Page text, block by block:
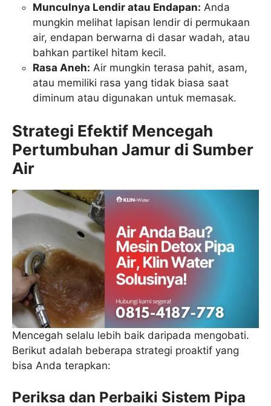
Munculnya Lendir atau Endapan: Anda
mungkin melihat lapisan lendir di permukaan
air, endapan berwarna di dasar wadah, atau
bahkan partikel hitam kecil.
Rasa Aneh: Air mungkin terasa pahit, asam,
atau memiliki rasa yang tidak biasa saat
diminum atau digunakan untuk memasak.
Strategi Efektif Mencegah
Pertumbuhan Jamur di Sumber
Air
Mencegah selalu lebih baik daripada mengobati.
Berikut adalah beberapa strategi proaktif yang
bisa Anda terapkan:
Periksa dan Perbaiki Sistem Pipa